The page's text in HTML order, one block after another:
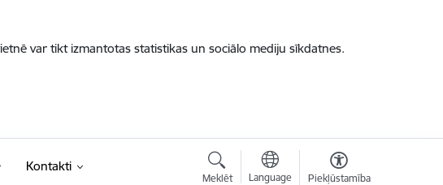
var tikt izmantotas statistikas un sociālo mediju sīkdatnes.
Kontakti
Meklēt Language Piekļūstamība